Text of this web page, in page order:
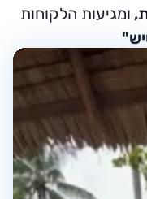
ומגיעות הלקוחות